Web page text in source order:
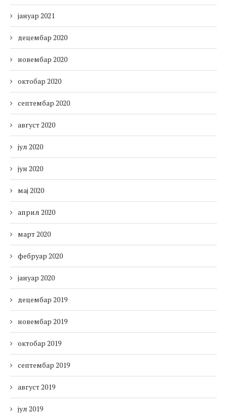
јануар 2021
децембар 2020
новембар 2020
октобар 2020
септембар 2020
август 2020
јул 2020
јун 2020
мај 2020
април 2020
март 2020
фебруар 2020
јануар 2020
децембар 2019
новембар 2019
октобар 2019
септембар 2019
август 2019
јул 2019